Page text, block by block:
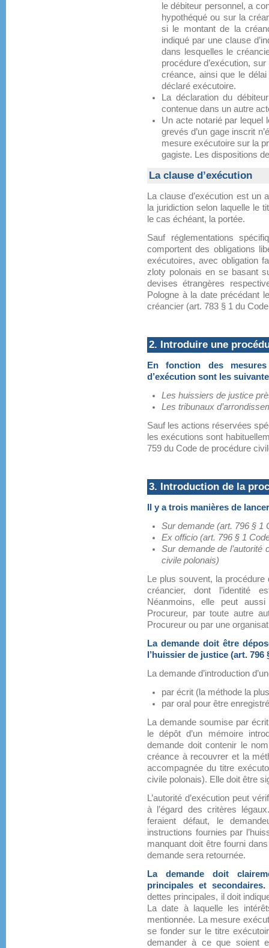
le débiteur personnel, a
hypothéqué ou sur la
si le montant de la
indiqué par une clause
dans lesquelles le
procédure d’exécution,
créance, ainsi que le
déclaré exécutoire.
La déclaration du
contenue dans un autre
Un acte notarié par lequel
grevés d’un gage inscrit
mesure exécutoire sur la
gagiste. Les dispositions
La clause d’exécution
La clause d’exécution est
la juridiction selon laquelle le
le cas échéant, la portée.
Sauf réglementations
comportent des obligations
exécutoires, avec obligation
zloty polonais en se basant
devises étrangères
Pologne à la date précédant
créancier (art. 783 § 1 du
2. Introduire une
En fonction des
d’exécution sont les
Les huissiers de justice
Les tribunaux
Sauf les actions réservées
les exécutions sont
759 du Code de procédure
3. Introduction de la
Il y a trois manières de
Sur demande (art. 796 § 1
Ex officio (art. 796 § 1
Sur demande de
civile polonais)
Le plus souvent, la procédure
créancier, dont l’identité
Néanmoins, elle peut
Procureur, par toute autre
Procureur ou par une
La demande doit être
l’huissier de justice (art.
La demande d’introduction
par écrit (la méthode la
par oral pour être
La demande soumise par
le dépôt d’un mémoire
demande doit contenir le
créance à recouvrer et la
accompagnée du titre
civile polonais). Elle doit être
L’autorité d’exécution peut
à l’égard des critères
feraient défaut, le
instructions fournies par
manquant doit être fourni
demande sera retournée.
La demande doit
principales et secondaires.
dettes principales, il doit
La date à laquelle les
mentionnée. La mesure
se fonder sur le titre
demander à ce que soient